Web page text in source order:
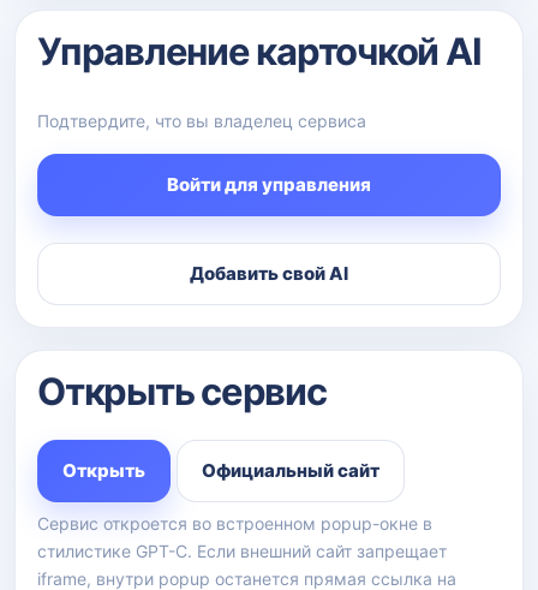
Управление карточкой AI
Подтвердите, что вы владелец сервиса
Войти для управления
Добавить свой AI
Открыть сервис
Открыть Официальный сайт
Сервис откроется во встроенном popup-окне в
стилистике GPT-C. Если внешний сайт запрещает
iframe, внутри popup останется прямая ссылка на